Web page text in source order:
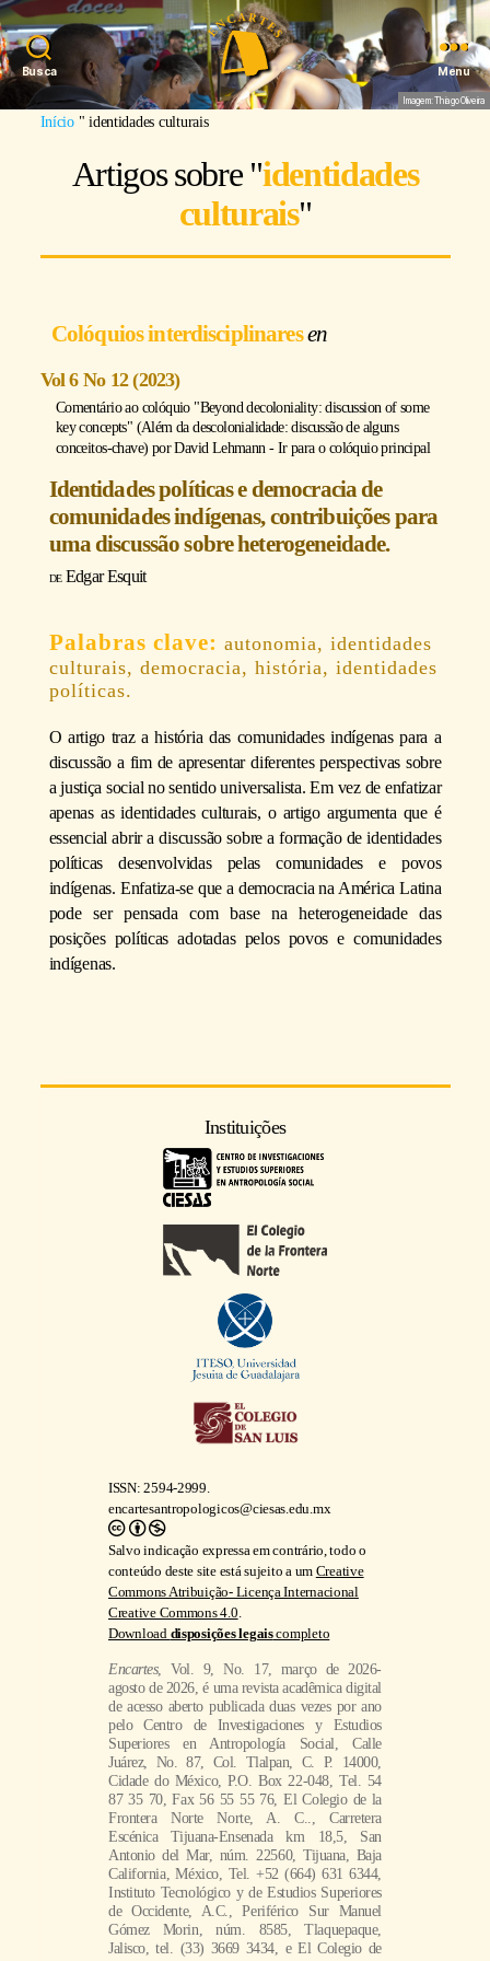
Busca Menu
Imagem: Thiago Oliveira
Início"identidades culturais
Artigos sobre "identidades
culturais"
Colóquios interdisciplinares
Vol 6 No 12 (2023)
Comentário ao colóquio "Beyond decoloniality: discussion of some
key concepts" (Além da descolonialidade: discussão de alguns
conceitos-chave) porDavid Lehmann -Ir para o colóquio principal
Identidades políticas e democracia de
comunidades indígenas, contribuições para
uma discussão sobre heterogeneidade.
Edgar Esquit
autonomia, identidades
culturais, democracia, história, identidades
políticas.
O artigo traz a história das comunidades indígenas para a
discussão a fim de apresentar diferentes perspectivas sobre
a justiça social no sentido universalista. Em vez de enfatizar
apenas as identidades culturais, o artigo argumenta que é
essencial abrir a discussão sobre a formação de identidades
políticas desenvolvidas pelas comunidades e povos
indígenas. Enfatiza-se que a democracia na América Latina
pode ser pensada com base na heterogeneidade das
posições políticas adotadas pelos povos e comunidades
indígenas.
Instituições
ISSN: 2594-2999.
encartesantropologicos@ciesas.edu.mx
Salvo indicação expressa em contrário, todo o
conteúdo deste site está sujeito a um Creative
Commons Atribuição- Licença Internacional
Creative Commons 4.0.
Download disposições legaiscompleto
Encartes, Vol. 9, No. 17, março de 2026-
agosto de 2026, é uma revista acadêmica digital
de acesso aberto publicada duas vezes por ano
pelo Centro de Investigaciones y Estudios
Superiores en Antropología Social, Calle
Juárez, No. 87, Col. Tlalpan, C. P. 14000,
Cidade do México, P.O. Box 22-048, Tel. 54
87 35 70, Fax 56 55 55 76, El Colegio de la
Frontera Norte Norte, A. C.., Carretera
Escénica Tijuana-Ensenada km 18,5, San
Antonio del Mar, núm. 22560, Tijuana, Baja
California, México, Tel. +52 (664) 631 6344,
Instituto Tecnológico y de Estudios Superiores
de Occidente, A.C., Periférico Sur Manuel
Gómez Morin, núm. 8585, Tlaquepaque,
Jalisco, tel. (33) 3669 3434, e El Colegio de